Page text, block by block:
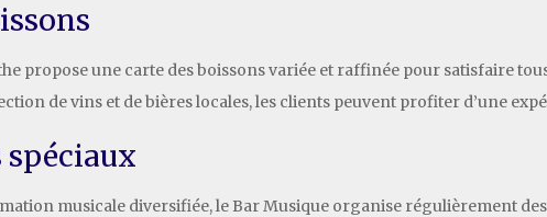
propose une carte des boissons variée et raffinée pour satisfaire
de vins et de bières locales, les clients peuvent profiter d’une
spéciaux
musicale diversifiée, le Bar Musique organise régulièrement